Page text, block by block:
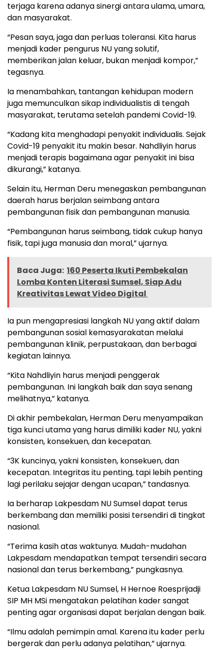
terjaga karena adanya sinergi antara ulama, umara,
dan masyarakat.
“Pesan saya, jaga dan perluas toleransi. Kita harus
menjadi kader pengurus NU yang solutif,
memberikan jalan keluar, bukan menjadi kompor,”
tegasnya.
Ia menambahkan, tantangan kehidupan modern
juga memunculkan sikap individualistis di tengah
masyarakat, terutama setelah pandemi Covid-19.
“Kadang kita menghadapi penyakit individualis. Sejak
Covid-19 penyakit itu makin besar. Nahdliyin harus
menjadi terapis bagaimana agar penyakit ini bisa
dikurangi,” katanya.
Selain itu, Herman Deru menegaskan pembangunan
daerah harus berjalan seimbang antara
pembangunan fisik dan pembangunan manusia.
“Pembangunan harus seimbang, tidak cukup hanya
fisik, tapi juga manusia dan moral,” ujarnya.
Baca Juga: 160 Peserta Ikuti Pembekalan
Lomba Konten Literasi Sumsel, Siap Adu
Kreativitas Lewat Video Digital ‎
Ia pun mengapresiasi langkah NU yang aktif dalam
pembangunan sosial kemasyarakatan melalui
pembangunan klinik, perpustakaan, dan berbagai
kegiatan lainnya.
“Kita Nahdliyin harus menjadi penggerak
pembangunan. Ini langkah baik dan saya senang
melihatnya,” katanya.
Di akhir pembekalan, Herman Deru menyampaikan
tiga kunci utama yang harus dimiliki kader NU, yakni
konsisten, konsekuen, dan kecepatan.
“3K kuncinya, yakni konsisten, konsekuen, dan
kecepatan. Integritas itu penting, tapi lebih penting
lagi perilaku sejajar dengan ucapan,” tandasnya.
Ia berharap Lakpesdam NU Sumsel dapat terus
berkembang dan memiliki posisi tersendiri di tingkat
nasional.
“Terima kasih atas waktunya. Mudah-mudahan
Lakpesdam mendapatkan tempat tersendiri secara
nasional dan terus berkembang,” pungkasnya.
Ketua Lakpesdam NU Sumsel, H Hernoe Roesprijadji
SIP MH MSi mengatakan pelatihan kader sangat
penting agar organisasi dapat berjalan dengan baik.
“Ilmu adalah pemimpin amal. Karena itu kader perlu
bergerak dan perlu adanya pelatihan,” ujarnya.